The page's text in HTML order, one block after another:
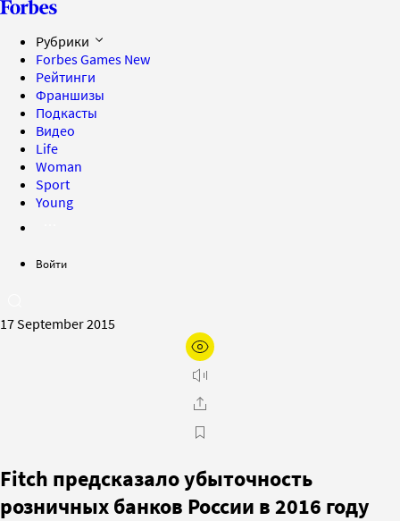
Рубрики
Forbes Games New
Рейтинги
Франшизы
Подкасты
Видео
Life
Woman
Sport
Young
Войти
17 September 2015
Fitch предсказало убыточность
розничных банков России в 2016 году